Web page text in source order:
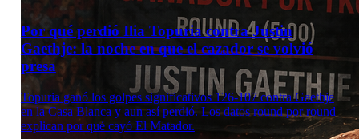
Por qué perdió Ilia Topuria contra Justin
Gaethje: la noche en que el cazador se volvió
presa
Topuria ganó los golpes significativos 126-107 contra Gaethje
en la Casa Blanca y aun así perdió. Los datos round por round
explican por qué cayó El Matador.